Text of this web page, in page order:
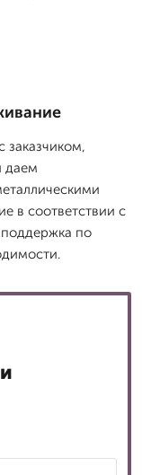
заказчиком,
даем
в соответствии с
по